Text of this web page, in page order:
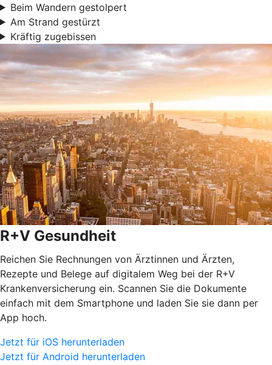
Beim Wandern gestolpert
Am Strand gestürzt
Kräftig zugebissen
R+V Gesundheit
Reichen Sie Rechnungen von Ärztinnen und Ärzten,
Rezepte und Belege auf digitalem Weg bei der R+V
Krankenversicherung ein. Scannen Sie die Dokumente
einfach mit dem Smartphone und laden Sie sie dann per
App hoch.
Jetzt für iOS herunterladen
Jetzt für Android herunterladen